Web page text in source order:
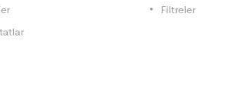
Filtreler